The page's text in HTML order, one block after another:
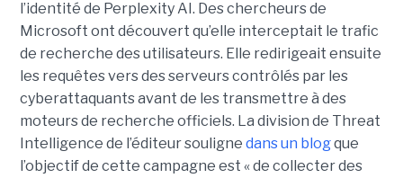
l’identité de Perplexity AI. Des chercheurs de
Microsoft ont découvert qu’elle interceptait le trafic
de recherche des utilisateurs. Elle redirigeait ensuite
les requêtes vers des serveurs contrôlés par les
cyberattaquants avant de les transmettre à des
moteurs de recherche officiels. La division de Threat
Intelligence de l’éditeur souligne dans un blogque
l’objectif de cette campagne est « de collecter des